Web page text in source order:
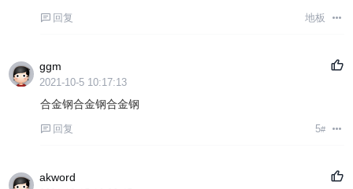
回复 地板
ggm
2021-10-5 10:17:13
合金钢合金钢合金钢
回复 5#
akword